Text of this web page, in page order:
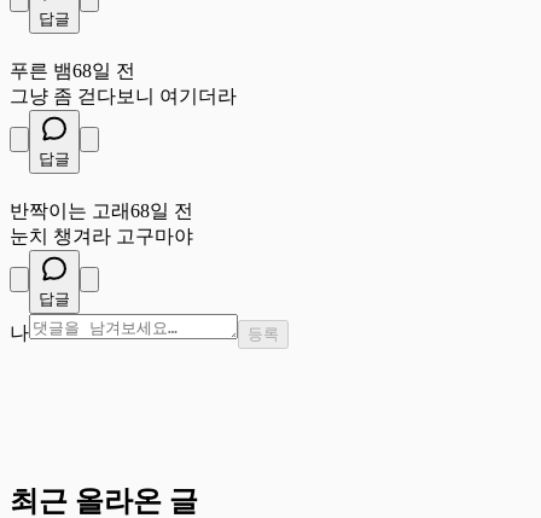
답글
푸른 뱀68일 전
그냥 좀 걷다보니 여기더라
답글
반짝이는 고래68일 전
눈치 챙겨라 고구마야
답글
나 등록
최근 올라온 글